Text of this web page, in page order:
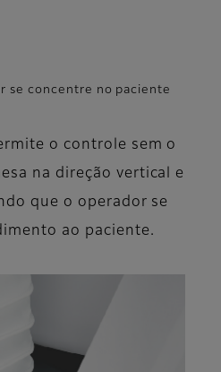
se concentre no paciente
o controle sem o
na direção vertical e
que o operador se
ao paciente.